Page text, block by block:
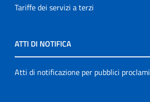
Tariffe dei servizi a terzi
ATTI DI NOTIFICA
Atti di notificazione per pubblici proclami